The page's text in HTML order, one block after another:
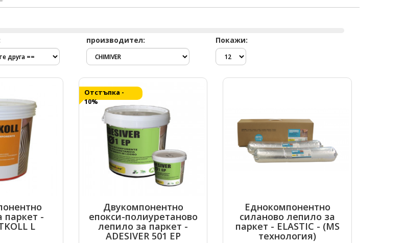
производител: Покажи:
паркет -
L
Двукомпонентно
епокси-полиуретаново
лепило за паркет -
ADESIVER 501 EP
Eднокомпонентно
силаново лепило за
паркет - ELASTIC - (MS
технология)